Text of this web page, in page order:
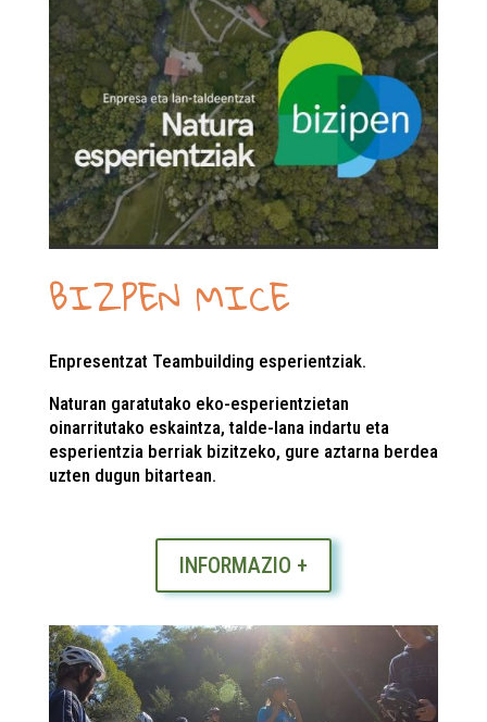
BIZPEN MICE
Enpresentzat Teambuilding esperientziak.
Naturan garatutako eko-esperientzietan
oinarritutako eskaintza, talde-lana indartu eta
esperientzia berriak bizitzeko, gure aztarna berdea
uzten dugun bitartean.
INFORMAZIO +